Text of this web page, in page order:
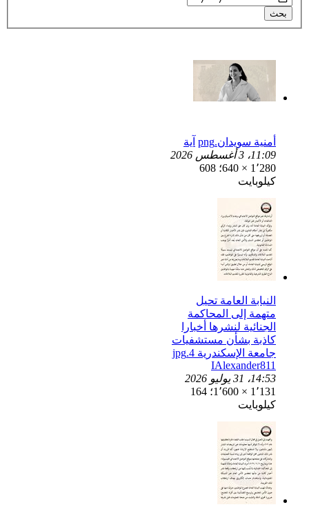
بحث
أمنية سويدان.png
آية
11:09، 3 أغسطس 2026
1٬280 × 640؛ 608
كيلوبايت
النيابة العامة تحيل
متهمة إلى المحاكمة
الجنائية لنشرها أخبارا
كاذبة بشأن مستشفيات
جامعة الإسكندرية 4.jpg
IAlexander811
14:53، 31 يوليو 2026
1٬131 × 1٬600؛ 164
كيلوبايت